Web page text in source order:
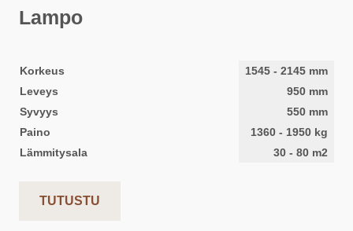
Lampo
Korkeus 1545 - 2145 mm
Leveys
950 mm
Syvyys
550 mm
Paino
1360 - 1950 kg
Lämmitysala
30 - 80 m2
TUTUSTU